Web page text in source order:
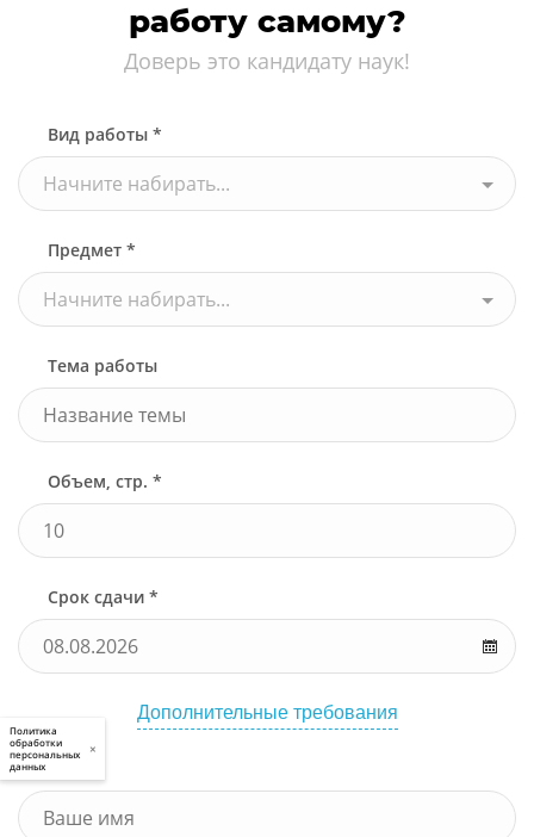
работу самому?
Доверь это кандидату наук!
Вид работы *
Начните набирать...
Предмет *
Начните набирать...
Тема работы
Объем, стр. *
Срок сдачи *
Дополнительные требования
Политика
обработки
персональных
данных
×